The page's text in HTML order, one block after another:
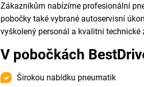
Zákazníkům nabízíme profesionální
pobočky také vybrané autoservisní
vyškolený personál a kvalitní technické
V pobočkách
Širokou nabídku pneumatik